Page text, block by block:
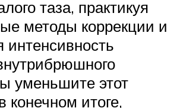
таза, практикуя
методы коррекции и
интенсивность
уменьшите этот
конечном итоге,